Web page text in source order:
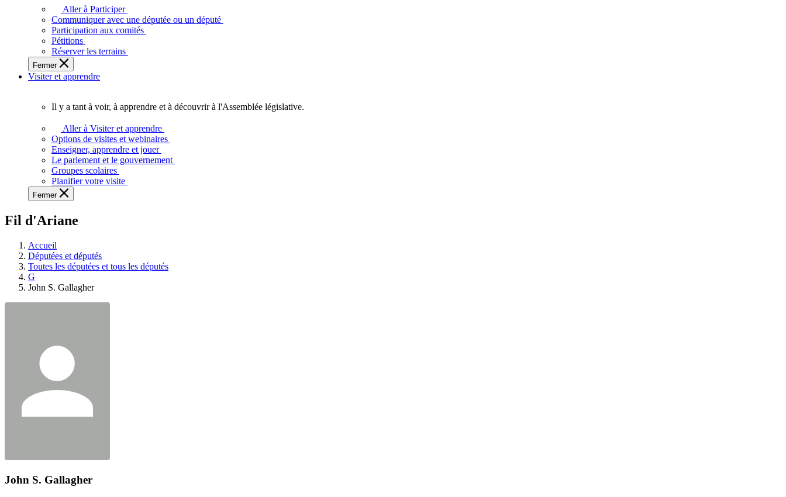
fonctionner
plein
potentiel,
l'Assemblée
a
besoin
Aller à Participer
Communiquer avec une députée ou un député
Participation aux comités
Pétitions
Réserver les terrains
Fermer
Visiter et apprendre
voir,
apprendre
et
découvrir
l'Assemblée
législative.
Il y a tant à voir, à apprendre et à découvrir à l'Assemblée législative.
Aller à Visiter et apprendre
Options de visites et webinaires
Enseigner, apprendre et jouer
Le parlement et le gouvernement
Groupes scolaires
Planifier votre visite
Fermer
Fil d'Ariane
Accueil
Députées et députés
Toutes les députées et tous les députés
G
John S. Gallagher
John S. Gallagher